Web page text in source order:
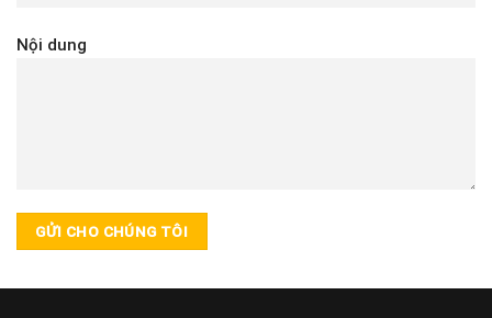
Nội dung